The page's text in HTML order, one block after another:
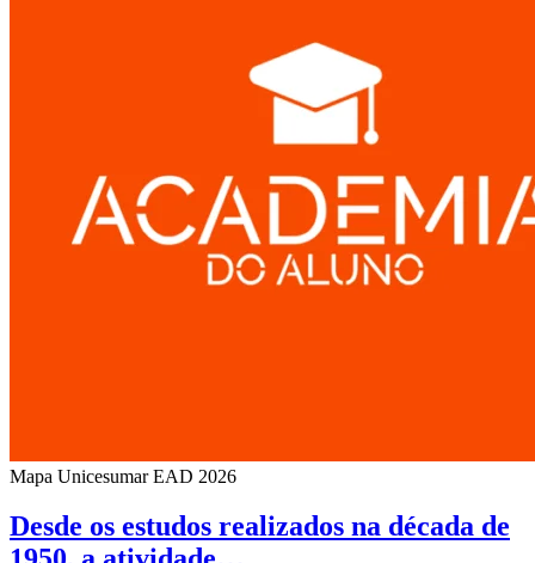
Mapa Unicesumar EAD 2026
Desde os estudos realizados na década de